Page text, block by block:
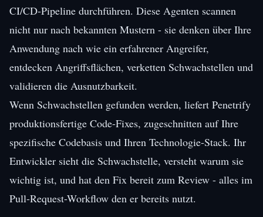
CI/CD-Pipeline durchführen. Diese Agenten scannen
nicht nur nach bekannten Mustern - sie denken über Ihre
Anwendung nach wie ein erfahrener Angreifer,
entdecken Angriffsflächen, verketten Schwachstellen und
validieren die Ausnutzbarkeit.
Wenn Schwachstellen gefunden werden, liefert Penetrify
produktionsfertige Code-Fixes, zugeschnitten auf Ihre
spezifische Codebasis und Ihren Technologie-Stack. Ihr
Entwickler sieht die Schwachstelle, versteht warum sie
wichtig ist, und hat den Fix bereit zum Review - alles im
Pull-Request-Workflow den er bereits nutzt.